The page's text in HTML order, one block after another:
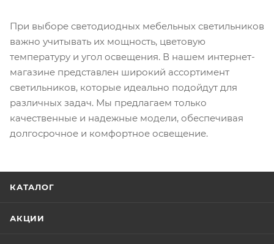
При выборе светодиодных мебельных светильников
важно учитывать их мощность, цветовую
температуру и угол освещения. В нашем интернет-
магазине представлен широкий ассортимент
светильников, которые идеально подойдут для
различных задач. Мы предлагаем только
качественные и надежные модели, обеспечивая
долгосрочное и комфортное освещение.
КАТАЛОГ
АКЦИИ